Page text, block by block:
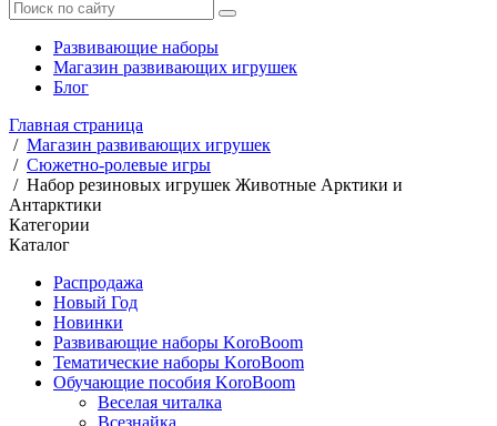
Развивающие наборы
Магазин развивающих игрушек
Блог
Главная страница
/ Магазин развивающих игрушек
/ Сюжетно-ролевые игры
/ Набор резиновых игрушек Животные Арктики и
Антарктики
Категории
Каталог
Распродажа
Новый Год
Новинки
Развивающие наборы KoroBoom
Тематические наборы KoroBoom
Обучающие пособия KoroBoom
Веселая читалка
Всезнайка